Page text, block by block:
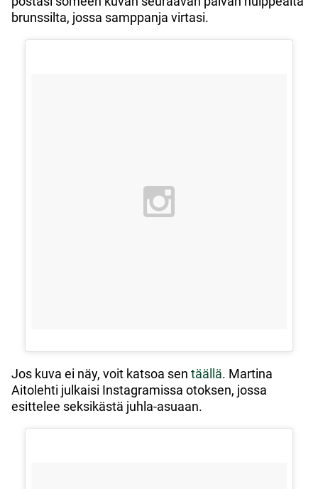
brunssilta, jossa samppanja virtasi.
Jos kuva ei näy, voit katsoa sen täällä. Martina
Aitolehti julkaisi Instagramissa otoksen, jossa
esittelee seksikästä juhla-asuaan.